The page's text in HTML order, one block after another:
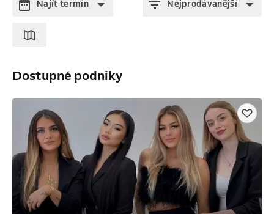
Najít termín Nejprodávanější
Dostupné podniky